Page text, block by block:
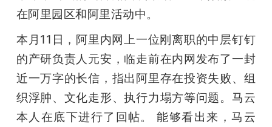
在阿里园区和阿里活动中。
本月11日，阿里内网上一位刚离职的中层钉钉
的产研负责人元安，临走前在内网发布了一封
近一万字的长信，指出阿里存在投资失败、组
织浮肿、文化走形、执行力塌方等问题。马云
本人在底下进行了回帖。 能够看出来，马云